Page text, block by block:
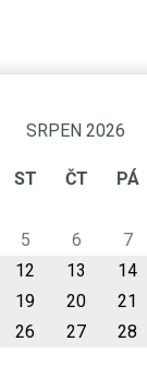
SRPEN 2026
ST ČT PÁ
5 6 7
12 13 14
19 20 21
26 27 28